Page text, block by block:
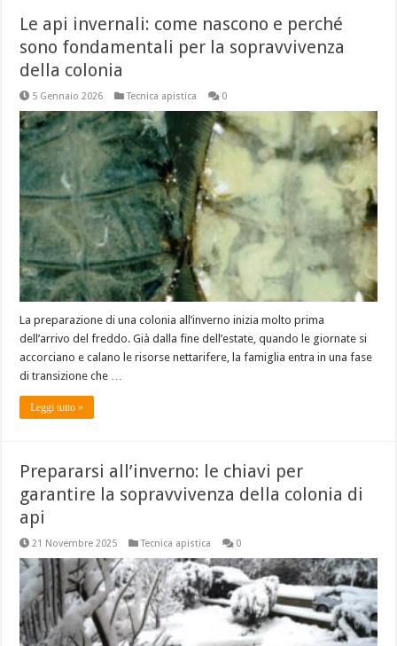
Le api invernali: come nascono e perché
sono fondamentali per la sopravvivenza
della colonia
5 Gennaio 2026 Tecnica apistica 0
La preparazione di una colonia all’inverno inizia molto prima
dell’arrivo del freddo. Già dalla fine dell’estate, quando le giornate si
accorciano e calano le risorse nettarifere, la famiglia entra in una fase
di transizione che …
Leggi tutto »
Prepararsi all’inverno: le chiavi per
garantire la sopravvivenza della colonia di
api
21 Novembre 2025 Tecnica apistica 0